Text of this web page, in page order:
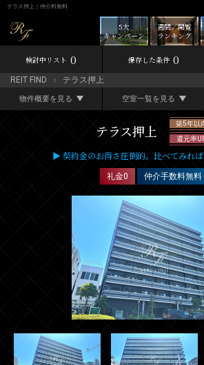
テラス押上｜仲介料無料
週間／閲覧
ランキング
5大
キャンペーン
検討中リスト 0 保存した条件 0
REIT FIND テラス押上
物件概要を見る 空室一覧を見る
テラス押上
築5年以
還元率
▶ 契約金のお得さ圧倒的。比べてみれ
礼金0 仲介手数料無料